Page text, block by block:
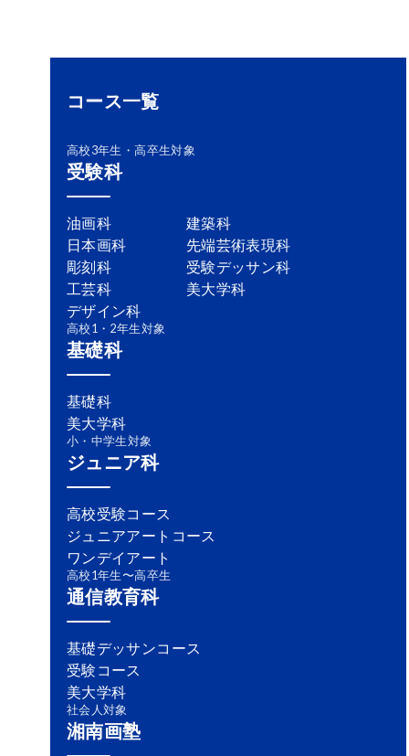
コース一覧
高校3年生・高卒生対象
受験科
油画科
日本画科
彫刻科
工芸科
デザイン科
建築科
先端芸術表現科
受験デッサン科
美大学科
高校1・2年生対象
基礎科
基礎科
美大学科
小・中学生対象
ジュニア科
高校受験コース
ジュニアアートコース
ワンデイアート
高校1年生〜高卒生
通信教育科
基礎デッサンコース
受験コース
美大学科
社会人対象
湘南画塾